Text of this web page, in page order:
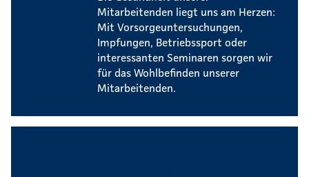
Mitarbeitenden liegt uns am Herzen:
Mit Vorsorgeuntersuchungen,
Impfungen, Betriebssport oder
interessanten Seminaren sorgen wir
für das Wohlbefinden unserer
Mitarbeitenden.